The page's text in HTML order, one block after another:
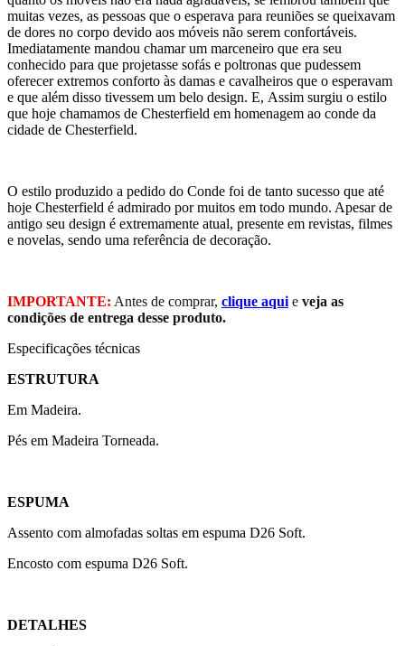
muitas vezes, as pessoas que o esperava para reuniões se queixavam
de dores no corpo devido aos móveis não serem confortáveis.
Imediatamente mandou chamar um marceneiro que era seu
conhecido para que projetasse sofás e poltronas que pudessem
oferecer extremos conforto às damas e cavalheiros que o esperavam
e que além disso tivessem um belo design. E, Assim surgiu o estilo
que hoje chamamos de Chesterfield em homenagem ao conde da
cidade de Chesterfield.
O estilo produzido a pedido do Conde foi de tanto sucesso que até
hoje Chesterfield é admirado por muitos em todo mundo. Apesar de
antigo seu design é extremamente atual, presente em revistas, filmes
e novelas, sendo uma referência de decoração.
IMPORTANTE: Antes de comprar, clique aqui e veja as
condições de entrega desse produto.
Especificações técnicas
ESTRUTURA
Em Madeira.
Pés em Madeira Torneada.
ESPUMA
Assento com almofadas soltas em espuma D26 Soft.
Encosto com espuma D26 Soft.
DETALHES